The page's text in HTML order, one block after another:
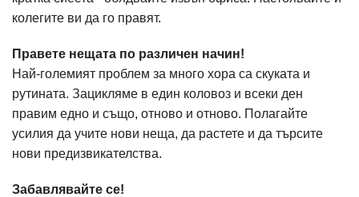
колегите ви да го правят.
Правете нещата по различен начин!
Най-големият проблем за много хора са скуката и
рутината. Зацикляме в един коловоз и всеки ден
правим едно и също, отново и отново. Полагайте
усилия да учите нови неща, да растете и да търсите
нови предизвикателства.
Забавлявайте се!